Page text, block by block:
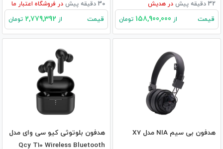
32 دقیقه پیش در هدیش
قیمت از تومان
30 دقیقه پیش در فروشگاه اعتبار ما
قیمت از تومان
هدفون بی سیم NIA مدل X7
هدفون بلوتوثی کیو سی وای مدل
Qcy T10 Wireless Bluetooth